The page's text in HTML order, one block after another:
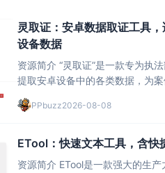
灵取证：安卓数据取证工具
设备数据
资源简介 “灵取证”是一款专为执
提取安卓设备中的各类数据，为案件侦破提供可
据提取、多媒体文件提取、应用
进的取证技术，
PPbuzz2026-08-08
ETool：快速文本工具，含快
资源简介 ETool是一款强大的生